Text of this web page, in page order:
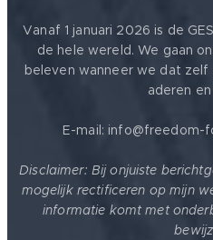
Vanaf 1 januari 2026 is de
de hele wereld. We gaan
beleven wanneer we dat zelf
aderen
E-mail: info@freedom-
Disclaimer: Bij onjuiste
mogelijk rectificeren op mijn
informatie komt met